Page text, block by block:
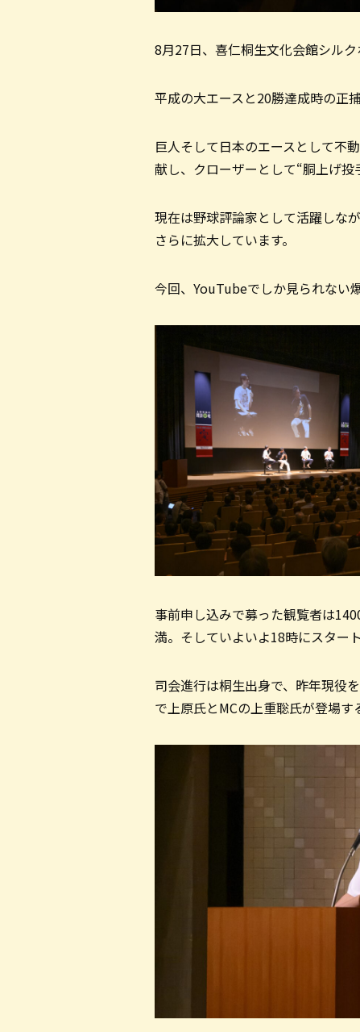
8月27日、喜仁桐生文化会館シル
平成の大エースと20勝達成時の正
巨人そして日本のエースとして不
献し、クローザーとして“胴上げ投
現在は野球評論家として活躍しな
さらに拡大しています。
今回、YouTubeでしか見られない
事前申し込みで募った観覧者は
満。そしていよいよ18時にスタート
司会進行は桐生出身で、昨年現役
で上原氏とMCの上重聡氏が登場す